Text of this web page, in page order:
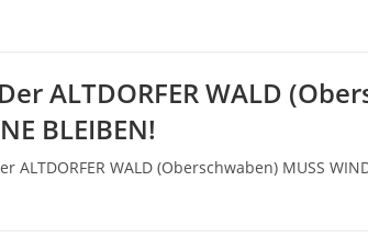
ALTDORFER WALD
BLEIBEN!
ALTDORFER WALD (Oberschwaben) MUSS